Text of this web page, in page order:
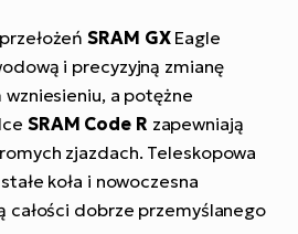
SRAM GXEagle
i precyzyjną zmianę
wzniesieniu, a potężne
SRAM Code R zapewniają
zjazdach. Teleskopowa
koła i nowoczesna
całości dobrze przemyślanego